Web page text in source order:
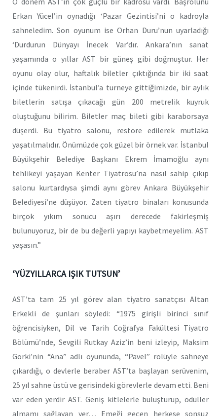
Erkan Yücel’in oynadığı ‘Pazar Gezintisi’ni o kadroyla
sahneledim. Son oyunum ise Orhan Duru’nun uyarladığı
‘Durdurun Dünyayı İnecek Var’dır. Ankara’nın sanat
yaşamında o yıllar AST bir güneş gibi doğmuştur. Her
oyunu olay olur, haftalık biletler çıktığında bir iki saat
içinde tükenirdi. İstanbul’a turneye gittiğimizde, bir aylık
biletlerin satışa çıkacağı gün 200 metrelik kuyruk
oluştuğunu bilirim. Biletler maç bileti gibi karaborsaya
düşerdi. Bu tiyatro salonu, restore edilerek mutlaka
yaşatılmalıdır. Önümüzde çok güzel bir örnek var. İstanbul
Büyükşehir Belediye Başkanı Ekrem İmamoğlu aynı
tehlikeyi yaşayan Kenter Tiyatrosu’na nasıl sahip çıkıp
salonu kurtardıysa şimdi aynı görev Ankara Büyükşehir
Belediyesi’ne düşüyor. Zaten tiyatro binaları konusunda
birçok yıkım sonucu aşırı derecede fakirleşmiş
bulunuyoruz, bir de bu değerli yapıyı kaybetmeyelim. AST
yaşasın.”
‘YÜZYILLARCA IŞIK TUTSUN’
AST’ta tam 25 yıl görev alan tiyatro sanatçısı Altan
Erkekli de şunları söyledi: “1975 girişli birinci sınıf
öğrencisiyken, Dil ve Tarih Coğrafya Fakültesi Tiyatro
Bölümü’nde, Sevgili Rutkay Aziz’in beni izleyip, Maksim
Gorki’nin “Ana” adlı oyununda, “Pavel” rolüyle sahneye
çıkardığı, o devlerle beraber AST’ta başlayan serüvenim,
25 yıl sahne üstü ve gerisindeki görevlerle devam etti. Beni
var eden yerdir AST. Geniş kitlelerle buluşturup, ödüller
almamı sağlayan yer… Emeği geçen herkese sonsuz